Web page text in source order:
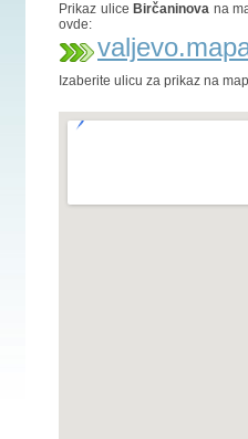
Prikaz ulice Birčaninova na
ovde:
Izaberite ulicu za prikaz na